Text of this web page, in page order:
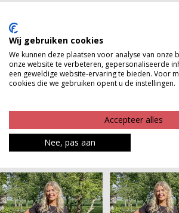
de serie, waardoor je eenvoudig jouw
set creëert. Perfect voor thuis, op
relaxte dag in de stad. Een veelzijdige
comfort en stijl moeiteloos
Betaalinformatie
Wij gebruiken cookies
We kunnen deze plaatsen voor analyse van onze
onze website te verbeteren, gepersonaliseerde
een geweldige website-ervaring te bieden. Voor
cookies die we gebruiken opent u de instellingen.
Accepteer alles
Nee, pas aan